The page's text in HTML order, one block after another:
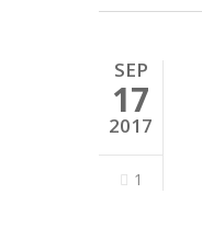
SEP
17
2017
1